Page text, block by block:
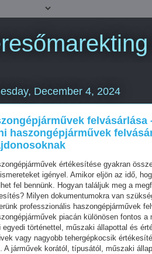
December 4, 2024
haszongépjárművek
értékesítése gyakran
igényel. Amikor eljön az idő,
fel bennünk. Hogyan találjuk meg a
Milyen dokumentumokra van
professzionális haszongépjárművek
piacán különösen fontos
egyedi történettel, műszaki állapottal és
vagy nagyobb tehergépkocsik
A járművek korától, típusától, műszaki